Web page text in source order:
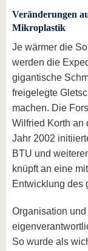
Veränderungen
Mikroplastik
Je wärmer die
werden die
gigantische
freigelegte
machen. Die
Wilfried Korth an
Jahr 2002
BTU und
knüpft an eine
Entwicklung des
Organisation
So wurde als